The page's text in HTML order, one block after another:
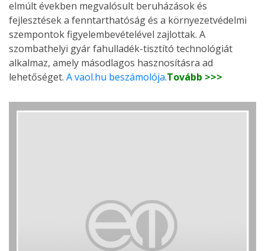
elmúlt években megvalósult beruházások és
fejlesztések a fenntarthatóság és a környezetvédelmi
szempontok figyelembevételével zajlottak. A
szombathelyi gyár fahulladék-tisztító technológiát
alkalmaz, amely másodlagos hasznosításra ad
lehetőséget. A vaol.hu beszámolója.Tovább >>>